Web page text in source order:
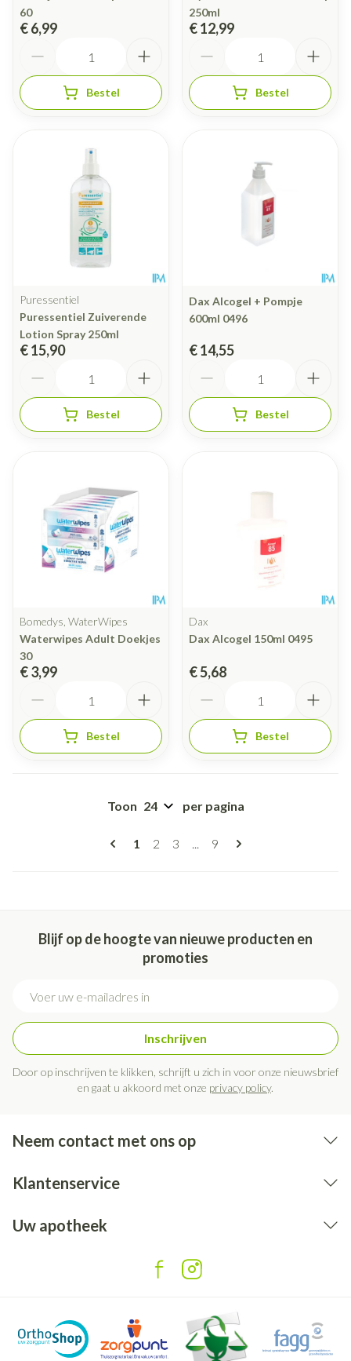
60
€ 6,99
Bestel
250ml
€ 12,99
Bestel
Puressentiel
Puressentiel Zuiverende
Lotion Spray 250ml
€ 15,90
Bestel
Dax Alcogel + Pompje
600ml 0496
€ 14,55
Bestel
Bomedys, WaterWipes
Waterwipes Adult Doekjes
30
€ 3,99
Bestel
Dax
Dax Alcogel 150ml 0495
€ 5,68
Bestel
Pagina's
U lees momenteel pagina
1 Pagina
2 Pagina
3 ... Pagina
9
Toon per pagina
Blijf op de hoogte van nieuwe producten en
promoties
Inschrijven
Door op inschrijven te klikken, schrijft u zich in voor onze nieuwsbrief
en gaat u akkoord met onze privacy policy.
Neem contact met ons op
Klantenservice
Uw apotheek